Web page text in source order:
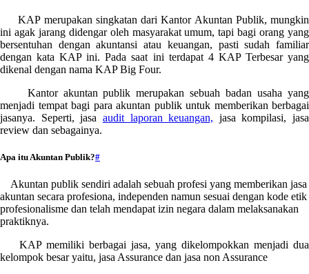
KAP merupakan singkatan dari Kantor Akuntan Publik, mungkin
ini agak jarang didengar oleh masyarakat umum, tapi bagi orang yang
bersentuhan dengan akuntansi atau keuangan, pasti sudah familiar
dengan kata KAP ini. Pada saat ini terdapat 4 KAP Terbesar yang
dikenal dengan nama KAP Big Four.
Kantor akuntan publik merupakan sebuah badan usaha yang
menjadi tempat bagi para akuntan publik untuk memberikan berbagai
jasanya. Seperti, jasa audit laporan keuangan, jasa kompilasi, jasa
review dan sebagainya.
Apa itu Akuntan Publik?#
Akuntan publik sendiri adalah sebuah profesi yang memberikan jasa
akuntan secara profesiona, independen namun sesuai dengan kode etik
profesionalisme dan telah mendapat izin negara dalam melaksanakan
praktiknya.
KAP memiliki berbagai jasa, yang dikelompokkan menjadi dua
kelompok besar yaitu, jasa Assurance dan jasa non Assurance